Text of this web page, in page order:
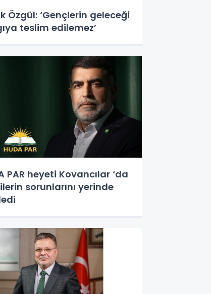
Özgül: ‘Gençlerin geleceği
teslim edilemez’
PAR heyeti Kovancılar ‘da
sorunlarını yerinde